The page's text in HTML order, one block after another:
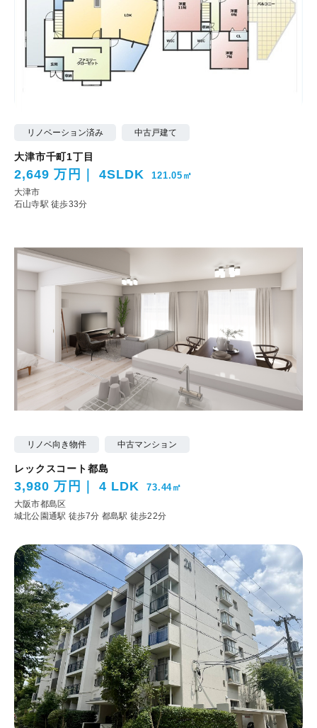
リノベーション済み 中古戸建て
大津市千町1丁目
2,649 万円 4SLDK 121.05㎡
大津市
石山寺駅 徒歩33分
リノベ向き物件 中古マンション
レックスコート都島
3,980 万円 4 LDK 73.44㎡
大阪市都島区
城北公園通駅 徒歩7分 都島駅 徒歩22分